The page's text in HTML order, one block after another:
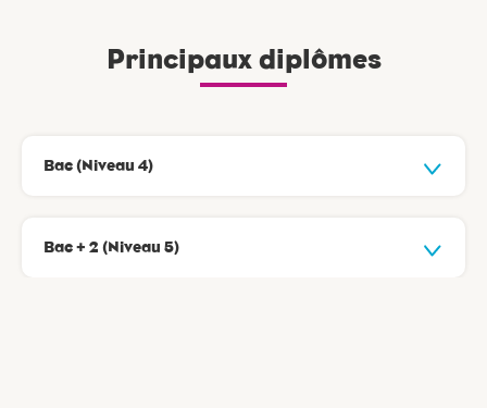
Principaux diplômes
Bac (Niveau 4)
Bac + 2 (Niveau 5)